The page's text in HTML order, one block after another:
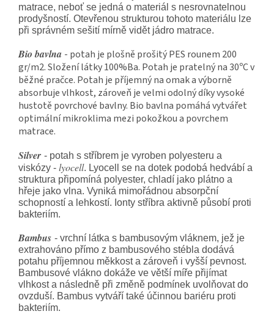
matrace, neboť se jedná o materiál s nesrovnatelnou
prodyšností. Otevřenou strukturou tohoto materiálu lze
při správném sešití mírně vidět jádro matrace.
Bio bavlna - potah je plošně prošitý PES rounem 200
gr/m2. Složení látky 100%Ba. Potah je pratelný na 30ºC v
běžné pračce. Potah je příjemný na omak a výborně
absorbuje vlhkost, zároveň je velmi odolný díky vysoké
hustotě povrchové bavlny. Bio bavlna pomáhá vytvářet
optimální mikroklima mezi pokožkou a povrchem
matrace.
Silver - potah s stříbrem je vyroben polyesteru a
viskózy - lyocell. Lyocell se na dotek podobá hedvábí a
struktura připomíná polyester, chladí jako plátno a
hřeje jako vlna. Vyniká mimořádnou absorpční
schopností a lehkostí. Ionty stříbra aktivně působí proti
bakteriím.
Bambus - vrchní látka s bambusovým vláknem, jež je
extrahováno přímo z bambusového stébla dodává
potahu příjemnou měkkost a zároveň i vyšší pevnost.
Bambusové vlákno dokáže ve větší míře přijímat
vlhkost a následně při změně podmínek uvolňovat do
ovzduší. Bambus vytváří také účinnou bariéru proti
bakteriím.